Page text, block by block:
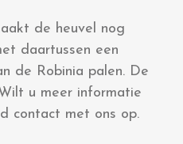
de heuvel nog
daartussen een
de Robinia palen. De
u meer informatie
contact met ons op.